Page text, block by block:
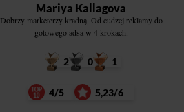
Mariya Kallagova
Dobrzy marketerzy kradną. Od cudzej reklamy do
gotowego adsa w 4 krokach.
2 0 1
4/5 5,23/6